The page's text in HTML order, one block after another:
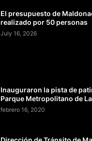
El presupuesto de
realizado por 50 personas
July 16, 2026
Inauguraron la pista de
Parque Metropolitano de
febrero 16, 2020